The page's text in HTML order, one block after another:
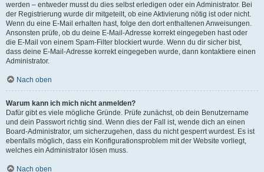
werden – entweder musst du dies selbst erledigen oder ein Administrator. Bei
der Registrierung wurde dir mitgeteilt, ob eine Aktivierung nötig ist oder nicht.
Wenn du eine E-Mail erhalten hast, folge den dort enthaltenen Anweisungen.
Ansonsten prüfe, ob du deine E-Mail-Adresse korrekt eingegeben hast oder
die E-Mail von einem Spam-Filter blockiert wurde. Wenn du dir sicher bist,
dass deine E-Mail-Adresse korrekt eingegeben wurde, dann kontaktiere einen
Administrator.
Nach oben
Warum kann ich mich nicht anmelden?
Dafür gibt es viele mögliche Gründe. Prüfe zunächst, ob dein Benutzername
und dein Passwort richtig sind. Wenn dies der Fall ist, wende dich an einen
Board-Administrator, um sicherzugehen, dass du nicht gesperrt wurdest. Es ist
ebenfalls möglich, dass ein Konfigurationsproblem mit der Website vorliegt,
welches ein Administrator lösen muss.
Nach oben